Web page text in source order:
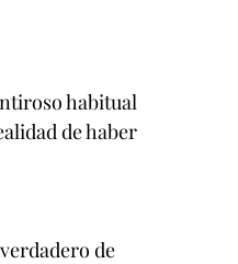
habitual
de haber
de